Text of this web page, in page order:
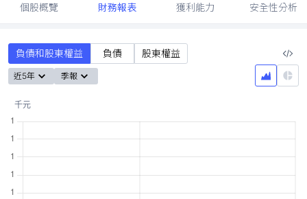
個股概覽 財務報表 獲利能力 安全性分析
負債和股東權益 負債 股東權益
近5年 季報